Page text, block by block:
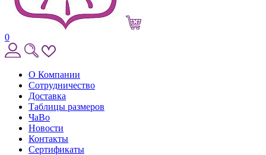
0
О Компании
Сотрудничество
Доставка
Таблицы размеров
ЧаВо
Новости
Контакты
Сертификаты